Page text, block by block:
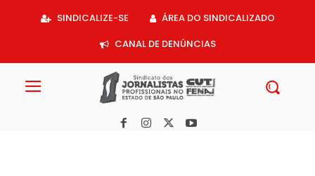
SINDICALIZE-SE
ÁREA DO SINDICALIZADO
CANAL DE DENÚNCIAS